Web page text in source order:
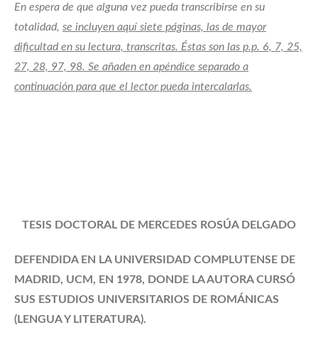
En espera de que alguna vez pueda transcribirse en su
totalidad, se incluyen aquí siete páginas, las de mayor
dificultad en su lectura, transcritas. Éstas son las p.p. 6, 7, 25,
27, 28, 97, 98. Se añaden en apéndice separado a
continuación para que el lector pueda intercalarlas.
TESIS DOCTORAL DE MERCEDES ROSÚA DELGADO
DEFENDIDA EN LA UNIVERSIDAD COMPLUTENSE DE
MADRID, UCM, EN 1978, DONDE LA AUTORA CURSÓ
SUS ESTUDIOS UNIVERSITARIOS DE ROMÁNICAS
(LENGUA Y LITERATURA).